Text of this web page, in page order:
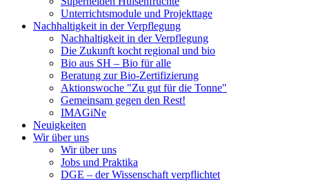
Unterrichtsmodule und Projekttage
Nachhaltigkeit in der Verpflegung
Nachhaltigkeit in der Verpflegung
Die Zukunft kocht regional und bio
Bio aus SH – Bio für alle
Beratung zur Bio-Zertifizierung
Aktionswoche "Zu gut für die Tonne"
Gemeinsam gegen den Rest!
IMAGiNe
Neuigkeiten
Wir über uns
Wir über uns
Jobs und Praktika
DGE – der Wissenschaft verpflichtet